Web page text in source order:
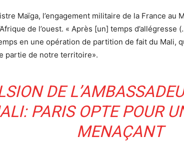
Maïga, l’engagement militaire de la France au
de l’ouest. « Après [un] temps d’allégresse
en une opération de partition de fait du Mali,
partie de notre territoire».
DE
PARIS OPTE POUR
MENAÇANT